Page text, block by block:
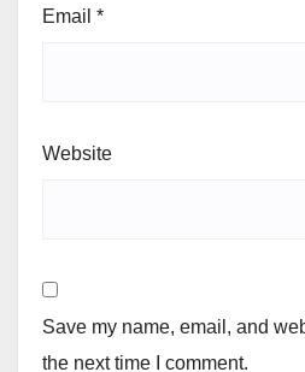
Email *
Website
Save my name, email, and
the next time I comment.